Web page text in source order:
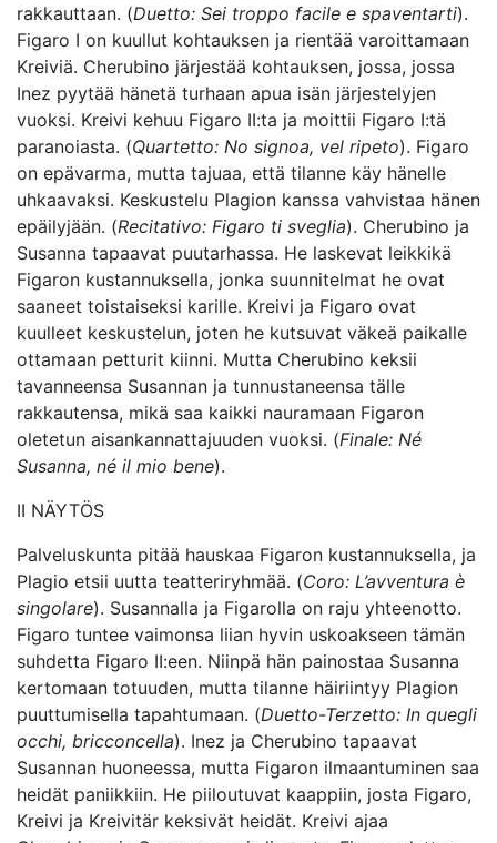
rakkauttaan. (Duetto: Sei troppo facile e spaventarti).
Figaro I on kuullut kohtauksen ja rientää varoittamaan
Kreiviä. Cherubino järjestää kohtauksen, jossa, jossa
Inez pyytää hänetä turhaan apua isän järjestelyjen
vuoksi. Kreivi kehuu Figaro II:ta ja moittii Figaro I:tä
paranoiasta. (Quartetto: No signoa, vel ripeto). Figaro
on epävarma, mutta tajuaa, että tilanne käy hänelle
uhkaavaksi. Keskustelu Plagion kanssa vahvistaa hänen
epäilyjään. (Recitativo: Figaro ti sveglia). Cherubino ja
Susanna tapaavat puutarhassa. He laskevat leikkikä
Figaron kustannuksella, jonka suunnitelmat he ovat
saaneet toistaiseksi karille. Kreivi ja Figaro ovat
kuulleet keskustelun, joten he kutsuvat väkeä paikalle
ottamaan petturit kiinni. Mutta Cherubino keksii
tavanneensa Susannan ja tunnustaneensa tälle
rakkautensa, mikä saa kaikki nauramaan Figaron
oletetun aisankannattajuuden vuoksi. (Finale: Né
Susanna, né il mio bene).
II NÄYTÖS
Palveluskunta pitää hauskaa Figaron kustannuksella, ja
Plagio etsii uutta teatteriryhmää. (Coro: L’avventura è
singolare). Susannalla ja Figarolla on raju yhteenotto.
Figaro tuntee vaimonsa liian hyvin uskoakseen tämän
suhdetta Figaro II:een. Niinpä hän painostaa Susanna
kertomaan totuuden, mutta tilanne häiriintyy Plagion
puuttumisella tapahtumaan. (Duetto-Terzetto: In quegli
occhi, bricconcella). Inez ja Cherubino tapaavat
Susannan huoneessa, mutta Figaron ilmaantuminen saa
heidät paniikkiin. He piiloutuvat kaappiin, josta Figaro,
Kreivi ja Kreivitär keksivät heidät. Kreivi ajaa